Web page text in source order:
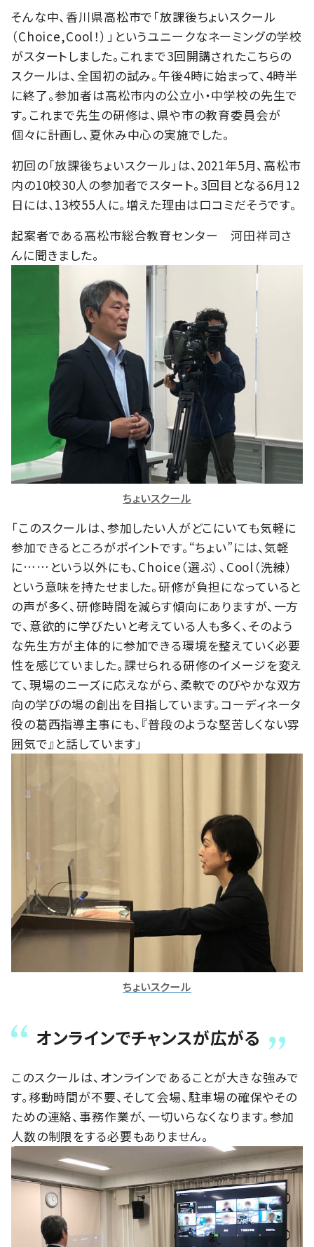
そんな中、香川県高松市で「放課後ちょいスクール
（Choice,Cool！）」というユニークなネーミングの学校
がスタートしました。これまで3回開講されたこちらの
スクールは、全国初の試み。午後4時に始まって、4時半
に終了。参加者は高松市内の公立小・中学校の先生で
す。これまで先生の研修は、県や市の教育委員会が
個々に計画し、夏休み中心の実施でした。
初回の「放課後ちょいスクール」は、2021年5月、高松市
内の10校30人の参加者でスタート。3回目となる6月12
日には、13校55人に。増えた理由は口コミだそうです。
起案者である高松市総合教育センター 河田祥司さ
んに聞きました。
ちょいスクール
「このスクールは、参加したい人がどこにいても気軽に
参加できるところがポイントです。“ちょい”には、気軽
に……という以外にも、Choice（選ぶ）、Cool（洗練）
という意味を持たせました。研修が負担になっていると
の声が多く、研修時間を減らす傾向にありますが、一方
で、意欲的に学びたいと考えている人も多く、そのよう
な先生方が主体的に参加できる環境を整えていく必要
性を感じていました。課せられる研修のイメージを変え
て、現場のニーズに応えながら、柔軟でのびやかな双方
向の学びの場の創出を目指しています。コーディネータ
役の葛西指導主事にも、『普段のような堅苦しくない雰
囲気で』と話しています」
ちょいスクール
オンラインでチャンスが広がる
このスクールは、オンラインであることが大きな強みで
す。移動時間が不要、そして会場、駐車場の確保やその
ための連絡、事務作業が、一切いらなくなります。参加
人数の制限をする必要もありません。